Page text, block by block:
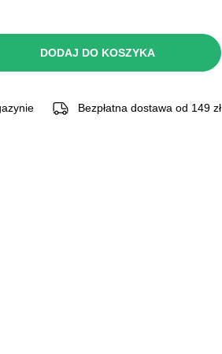
DODAJ DO KOSZYKA
Bezpłatna dostawa od 149 zł